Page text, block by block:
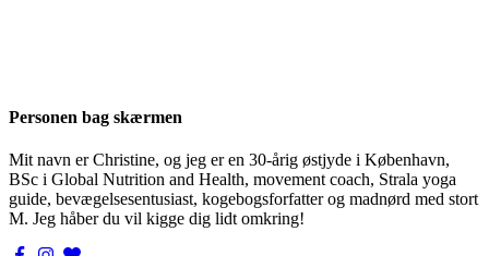
Personen bag skærmen
Mit navn er Christine, og jeg er en 30-årig østjyde i København,
BSc i Global Nutrition and Health, movement coach, Strala yoga
guide, bevægelsesentusiast, kogebogsforfatter og madnørd med stort
M. Jeg håber du vil kigge dig lidt omkring!